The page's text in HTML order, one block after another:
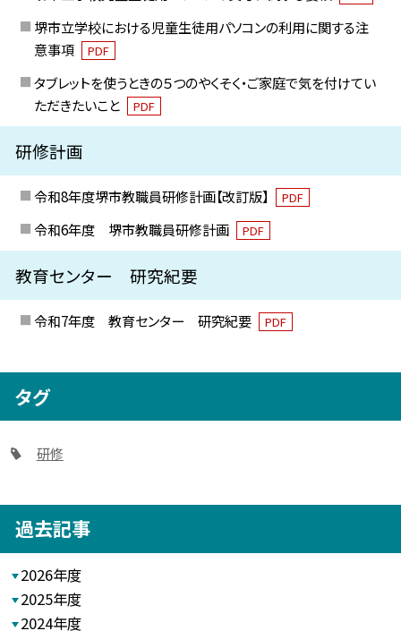
堺市立学校における児童生徒用パソコンの利用に関する注
意事項
PDF
タブレットを使うときの５つのやくそく・ご家庭で気を付けてい
ただきたいこと
PDF
研修計画
令和8年度堺市教職員研修計画【改訂版】 PDF
令和6年度 堺市教職員研修計画 PDF
教育センター 研究紀要
令和7年度 教育センター 研究紀要 PDF
タグ
研修
過去記事
2026年度
2025年度
2024年度